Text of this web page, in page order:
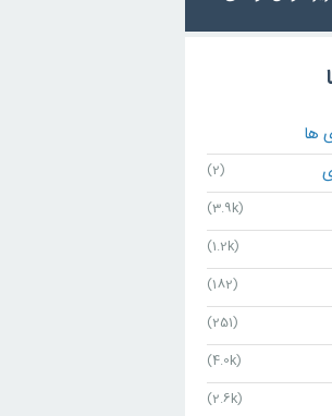
ها
(2)
(3.9k)
(1.2k)
(182)
(251)
(4.0k)
(2.6k)